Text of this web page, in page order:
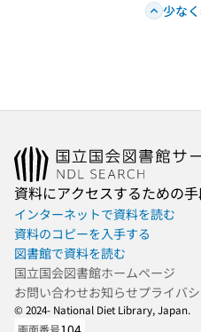
少な
資料にアクセスするための
インターネットで資料を読む
資料のコピーを入手する
図書館で資料を読む
国立国会図書館ホームページ
お問い合わせお知らせプライバ
© 2024- National Diet Library, Japan.
画面番号